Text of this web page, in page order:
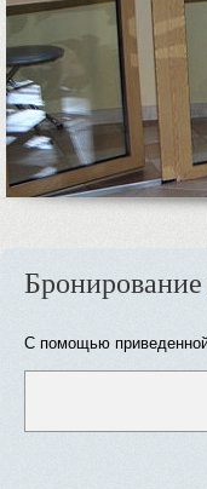
С помощью